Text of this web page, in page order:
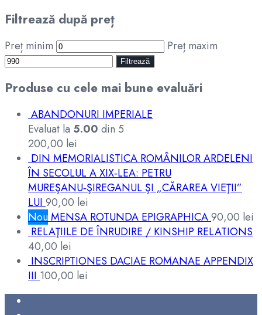
Filtrează după preț
Preț minim Preț maxim
Filtrează
Produse cu cele mai bune evaluări
ABANDONURI IMPERIALE
Evaluat la 5.00 din 5
200,00 lei
DIN MEMORIALISTICA ROMÂNILOR ARDELENI
ÎN SECOLUL A XIX‑LEA: PETRU
MUREŞANU‑ŞIREGANUL ŞI „CĂRAREA VIEŢII”
LUI 90,00 lei
NouMENSA ROTUNDA EPIGRAPHICA90,00 lei
RELAŢIILE DE ÎNRUDIRE / KINSHIP RELATIONS
40,00 lei
INSCRIPTIONES DACIAE ROMANAE APPENDIX
III 100,00 lei